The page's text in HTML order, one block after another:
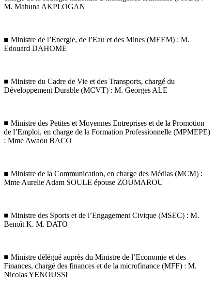
M. Mahuna AKPLOGAN
■ Ministre de l’Energie, de l’Eau et des Mines (MEEM) : M.
Edouard DAHOME
■ Ministre du Cadre de Vie et des Transports, chargé du
Développement Durable (MCVT) : M. Georges ALE
■ Ministre des Petites et Moyennes Entreprises et de la Promotion
de l’Emploi, en charge de la Formation Professionnelle (MPMEPE)
: Mme Awaou BACO
■ Ministre de la Communication, en charge des Médias (MCM) :
Mme Aurelie Adam SOULE épouse ZOUMAROU
■ Ministre des Sports et de l’Engagement Civique (MSEC) : M.
Benoît K. M. DATO
■ Ministre délégué auprès du Ministre de l’Economie et des
Finances, chargé des finances et de la microfinance (MFF) : M.
Nicolas YENOUSSI